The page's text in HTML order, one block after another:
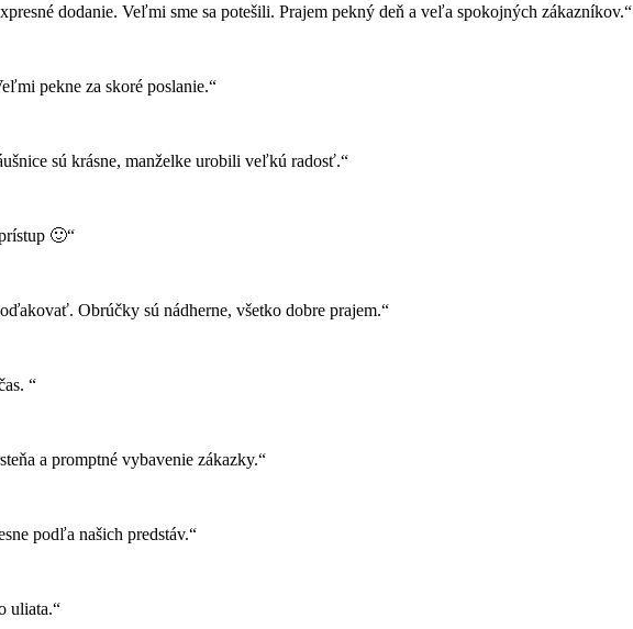
dodanie. Veľmi sme sa potešili. Prajem pekný deň a veľa spokojných zákazníkov.“
pekne za skoré poslanie.“
sú krásne, manželke urobili veľkú radosť.“
🙂“
Obrúčky sú nádherne, všetko dobre prajem.“
“
a promptné vybavenie zákazky.“
podľa našich predstáv.“
uliata.“